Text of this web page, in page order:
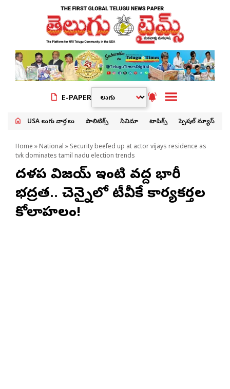
E-PAPER
USA తెలుగు వార్తలు పాలిటిక్స్ సినిమా టాపిక్స్ స్పెషల్ న్యూస్
Home » National » Security beefed up at actor vijays residence as
tvk dominates tamil nadu election trends
దళపతి విజయ్ ఇంటి వద్ద భారీ
భద్రత.. చెన్నైలో టీవీకే కార్యకర్తల
కోలాహలం!